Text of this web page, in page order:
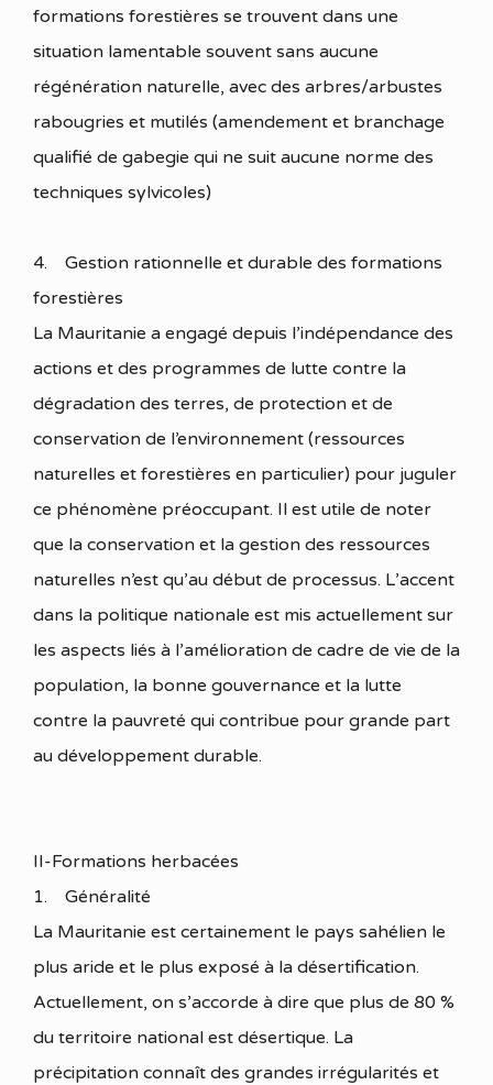
formations forestières se trouvent dans une
situation lamentable souvent sans aucune
régénération naturelle, avec des arbres/arbustes
rabougries et mutilés (amendement et branchage
qualifié de gabegie qui ne suit aucune norme des
techniques sylvicoles)
4. Gestion rationnelle et durable des formations
forestières
La Mauritanie a engagé depuis l’indépendance des
actions et des programmes de lutte contre la
dégradation des terres, de protection et de
conservation de l’environnement (ressources
naturelles et forestières en particulier) pour juguler
ce phénomène préoccupant. Il est utile de noter
que la conservation et la gestion des ressources
naturelles n’est qu’au début de processus. L’accent
dans la politique nationale est mis actuellement sur
les aspects liés à l’amélioration de cadre de vie de la
population, la bonne gouvernance et la lutte
contre la pauvreté qui contribue pour grande part
au développement durable.
II-Formations herbacées
1. Généralité
La Mauritanie est certainement le pays sahélien le
plus aride et le plus exposé à la désertification.
Actuellement, on s’accorde à dire que plus de 80 %
du territoire national est désertique. La
précipitation connaît des grandes irrégularités et